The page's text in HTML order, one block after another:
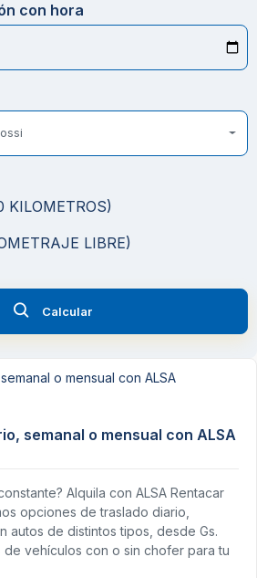
con hora
KILOMETROS)
LIBRE)
Calcular
semanal o mensual con ALSA
Alquila con ALSA Rentacar
opciones de traslado diario,
autos de distintos tipos, desde Gs.
de vehículos con o sin chofer para tu